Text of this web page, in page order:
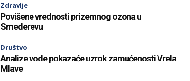
Zdravlje
Povišene vrednosti prizemnog ozona u
Smederevu
Društvo
Analize vode pokazaće uzrok zamućenosti Vrela
Mlave